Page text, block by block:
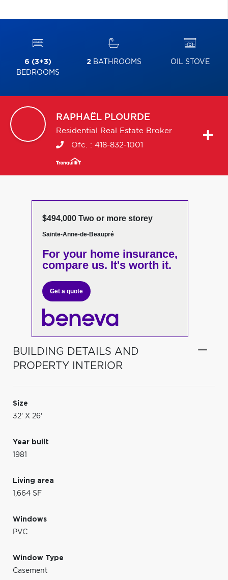
6 (3+3)
BEDROOMS
2 BATHROOMS OIL STOVE
RAPHAËL PLOURDE
Residential Real Estate Broker
Ofc. : 418-832-1001
$494,000 Two or more storey
Sainte-Anne-de-Beaupré
For your home insurance,
compare us. It's worth it.
Get a quote
BUILDING DETAILS AND
PROPERTY INTERIOR
Size
32' X 26'
Year built
1981
Living area
1,664 SF
Windows
PVC
Window Type
Casement